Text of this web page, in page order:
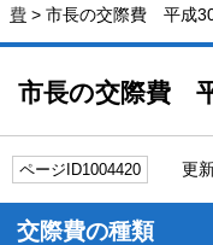
費 > 市長の交際費 平成
市長の交際費
ページID1004420 更新
交際費の種類